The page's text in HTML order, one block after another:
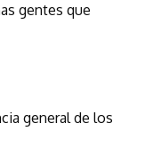
gentes que
general de los